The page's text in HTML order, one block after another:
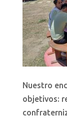
Nuestro
objetivos: